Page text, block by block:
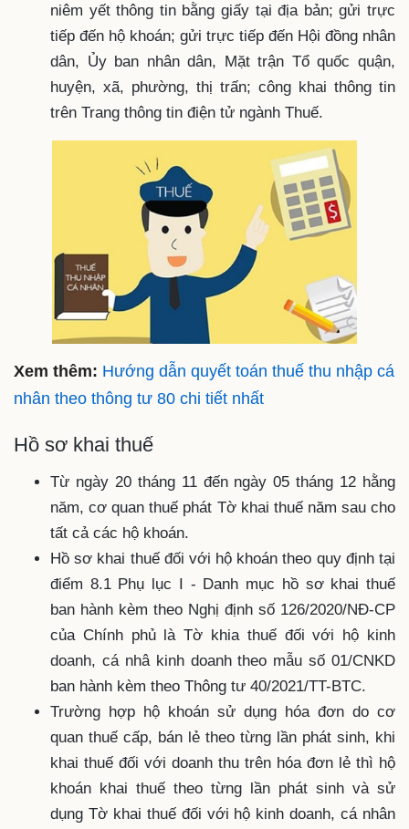
niêm yết thông tin bằng giấy tại địa bản; gửi trực
tiếp đến hộ khoán; gửi trực tiếp đến Hội đồng nhân
dân, Ủy ban nhân dân, Mặt trận Tổ quốc quận,
huyện, xã, phường, thị trấn; công khai thông tin
trên Trang thông tin điện tử ngành Thuế.
Xem thêm: Hướng dẫn quyết toán thuế thu nhập cá
nhân theo thông tư 80 chi tiết nhất
Hồ sơ khai thuế
Từ ngày 20 tháng 11 đến ngày 05 tháng 12 hằng
năm, cơ quan thuế phát Tờ khai thuế năm sau cho
tất cả các hộ khoán.
Hồ sơ khai thuế đối với hộ khoán theo quy định tại
điểm 8.1 Phụ lục I - Danh mục hồ sơ khai thuế
ban hành kèm theo Nghị định số 126/2020/NĐ-CP
của Chính phủ là Tờ khia thuế đối với hộ kinh
doanh, cá nhâ kinh doanh theo mẫu số 01/CNKD
ban hành kèm theo Thông tư 40/2021/TT-BTC.
Trường hợp hộ khoán sử dụng hóa đơn do cơ
quan thuế cấp, bán lẻ theo từng lần phát sinh, khi
khai thuế đối với doanh thu trên hóa đơn lẻ thì hộ
khoán khai thuế theo từng lần phát sinh và sử
dụng Tờ khai thuế đối với hộ kinh doanh, cá nhân